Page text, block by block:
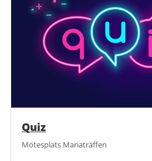
Quiz
Mötesplats Mariaträffen